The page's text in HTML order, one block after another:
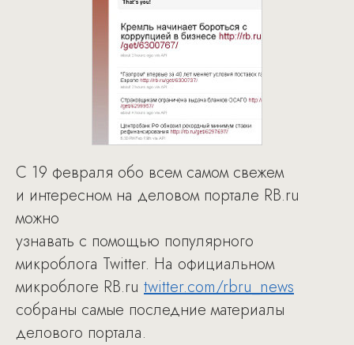
С 19 февраля обо всем самом свежем
и интересном на деловом портале RB.ru
можно
узнавать с помощью популярного
микроблога Twitter. На официальном
микроблоге RB.ru twitter.com/rbru_news
собраны самые последние материалы
делового портала.